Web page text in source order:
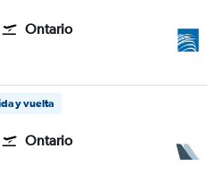
Ontario
Internacional de Carrasco
y vuelta
Ontario
Internacional de Carrasco